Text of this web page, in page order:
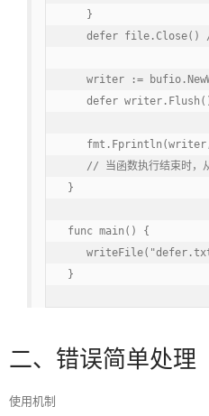
   }
defer file.Close()
writer :=
defer
// 当函数执行结束时
}
func main() {
}
二、错误简单处理
使用机制